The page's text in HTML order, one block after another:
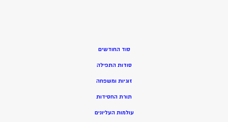
סוד החודשים
סודות התפילה
זוגיות ומשפחה
תורת החסידות
עולמות העליונים